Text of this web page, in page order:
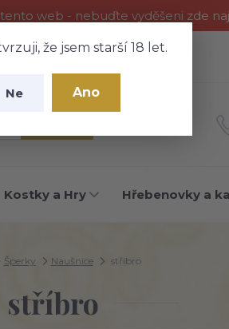
web - nebuďte vyděšeni zde
že jsem starší 18 let.
Ne Ano
Kontakty
Kostky a Hry Hřebenovky a
Šperky Naušnice stříbro
stříbro